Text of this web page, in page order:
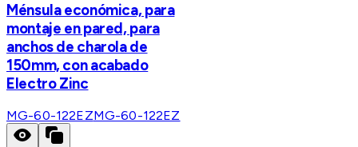
Ménsula económica, para
montaje en pared, para
anchos de charola de
150mm, con acabado
Electro Zinc
MG-60-122EZMG-60-122EZ